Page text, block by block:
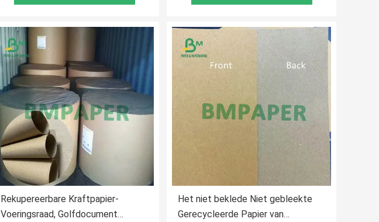
Rekupereerbare Kraftpapier-
Voeringsraad, Golfdocument
Het niet beklede Niet gebleekte
Gerecycleerde Papier van